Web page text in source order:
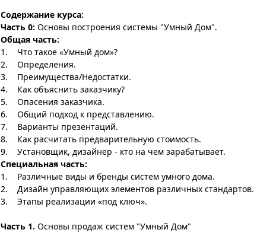
Содержание курса:
Часть 0: Основы построения системы "Умный Дом".
Общая часть:
1. Что такое «Умный дом»?
2. Определения.
3. Преимущества/Недостатки.
4. Как объяснить заказчику?
5. Опасения заказчика.
6. Общий подход к представлению.
7. Варианты презентаций.
8. Как расчитать предварительную стоимость.
9. Установщик, дизайнер - кто на чем зарабатывает.
Специальная часть:
1. Различные виды и бренды систем умного дома.
2. Дизайн управляющих элементов различных стандартов.
3. Этапы реализации «под ключ».
Часть 1. Основы продаж систем "Умный Дом"